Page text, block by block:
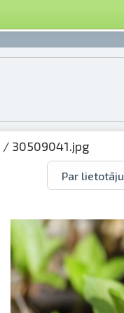
/ 30509041.jpg
Par lietotāju